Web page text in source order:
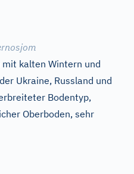
kalten Wintern und
Ukraine, Russland und
Bodentyp,
Oberboden, sehr